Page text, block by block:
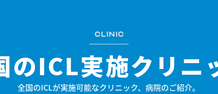
CLINIC
のICL実施クリニ
全国のICLが実施可能なクリニック、病院のご紹介。